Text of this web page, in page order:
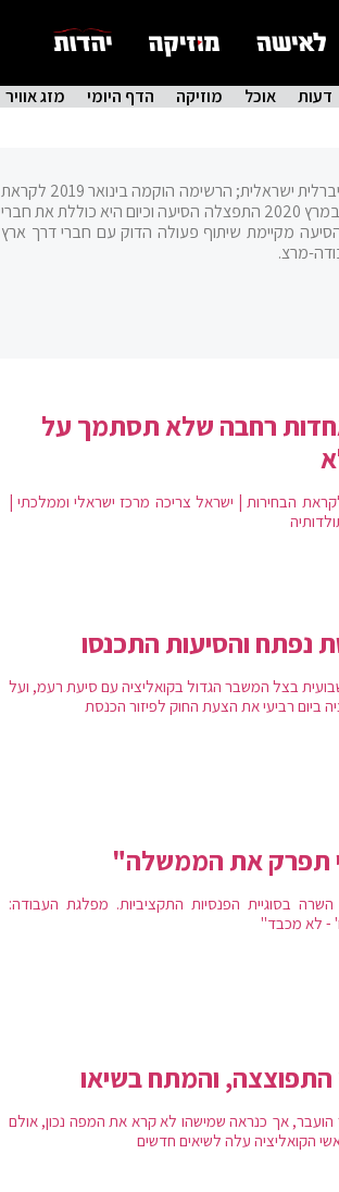
דעות אוכל מוזיקה הדף היומי מזג אוויר
) היא רשימה וסיעה בכנסת, ציונית ליברלית ישראלית; הרשימה הוקמה בינואר 2019 לקראת
הבחירות לכנסת העשרים ואחת מאיחוד מפלגות חוסן לישראל ותל"ם יחד עם יש עתיד. במרץ 2020 התפצלה הסיעה וכיום היא כוללת את חברי
מקיימת שיתוף פעולה הדוק עם חברי דרך ארץ
מרצ.
רחבה שלא תסתמך על
הבחירות | ישראל צריכה מרכז ישראלי וממלכתי |
נפתח והסיעות התכנסו
בצל המשבר הגדול בקואליציה עם סיעת רעמ, ועל
ביום רביעי את הצעת החוק לפיזור הכנסת
תפרק את הממשלה"
בסוגיית הפנסיות התקציביות. מפלגת העבודה:
- לא מכבד"
התפוצצה, והמתח בשיאו
אך כנראה שמישהו לא קרא את המפה נכון, אולם
הקואליציה עלה לשיאים חדשים